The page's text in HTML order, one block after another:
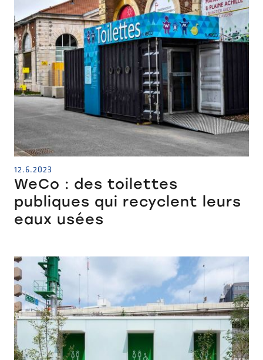
12.6.2023
WeCo : des toilettes
publiques qui recyclent leurs
eaux usées